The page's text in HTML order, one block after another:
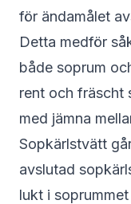
för ändamålet
Detta medför
både soprum
rent och fräscht
med jämna
Sopkärlstvätt
avslutad
lukt i